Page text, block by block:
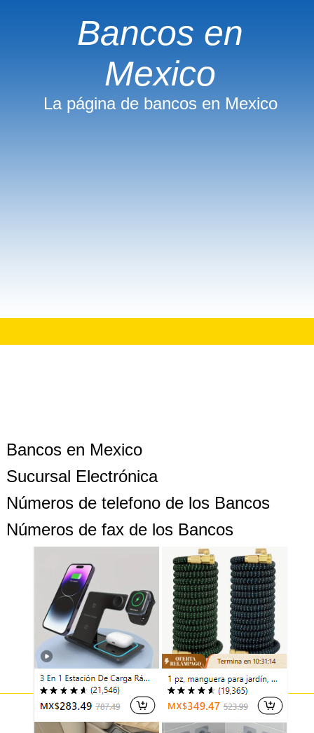
Bancos en
Mexico
La página de bancos en Mexico
Bancos en Mexico
Sucursal Electrónica
Números de telefono de los Bancos
Números de fax de los Bancos